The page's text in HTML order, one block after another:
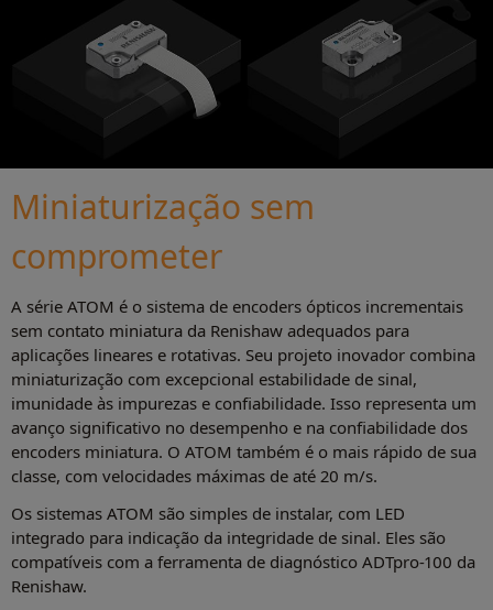
Miniaturização sem
comprometer
A série ATOM é o sistema de encoders ópticos incrementais
sem contato miniatura da Renishaw adequados para
aplicações lineares e rotativas. Seu projeto inovador combina
miniaturização com excepcional estabilidade de sinal,
imunidade às impurezas e confiabilidade. Isso representa um
avanço significativo no desempenho e na confiabilidade dos
encoders miniatura. O ATOM também é o mais rápido de sua
classe, com velocidades máximas de até 20 m/s.
Os sistemas ATOM são simples de instalar, com LED
integrado para indicação da integridade de sinal. Eles são
compatíveis com a ferramenta de diagnóstico ADTpro-100 da
Renishaw.